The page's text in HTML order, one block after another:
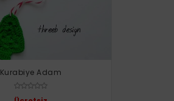
Kurabiye Adam